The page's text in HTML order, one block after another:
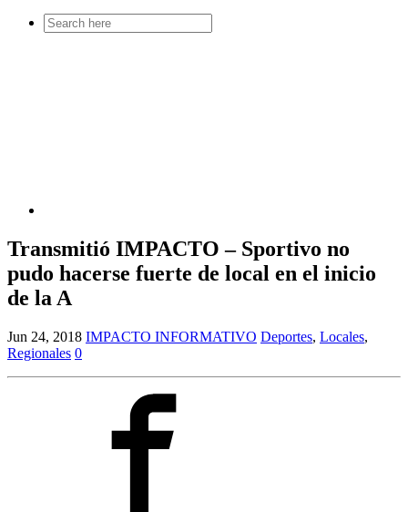
Search
for:
Transmitió IMPACTO – Sportivo no
pudo hacerse fuerte de local en el inicio
de la A
Jun 24, 2018 IMPACTO INFORMATIVO Deportes, Locales,
Regionales 0